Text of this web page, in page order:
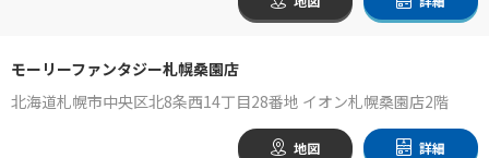
モーリーファンタジー札幌桑園店
北海道札幌市中央区北8条西14丁目28番地 イオン札幌桑園店2階
地図 詳細